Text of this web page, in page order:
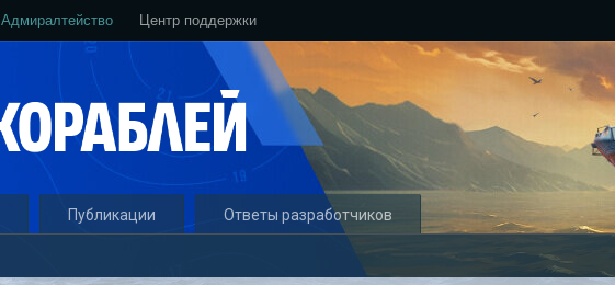
Адмиралтейство Центр поддержки
Публикации Ответы разработчиков